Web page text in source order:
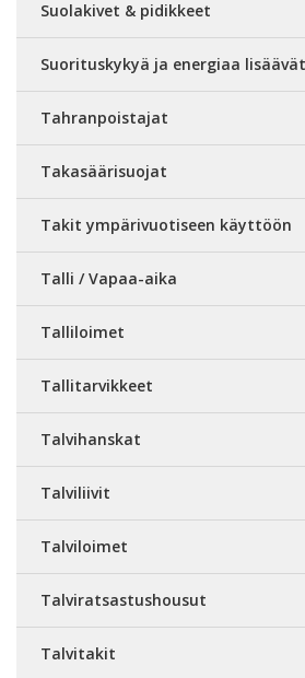
Suolakivet & pidikkeet
Suorituskykyä ja energiaa
Tahranpoistajat
Takasäärisuojat
Takit ympärivuotiseen käyttöön
Talli / Vapaa-aika
Talliloimet
Tallitarvikkeet
Talvihanskat
Talviliivit
Talviloimet
Talviratsastushousut
Talvitakit